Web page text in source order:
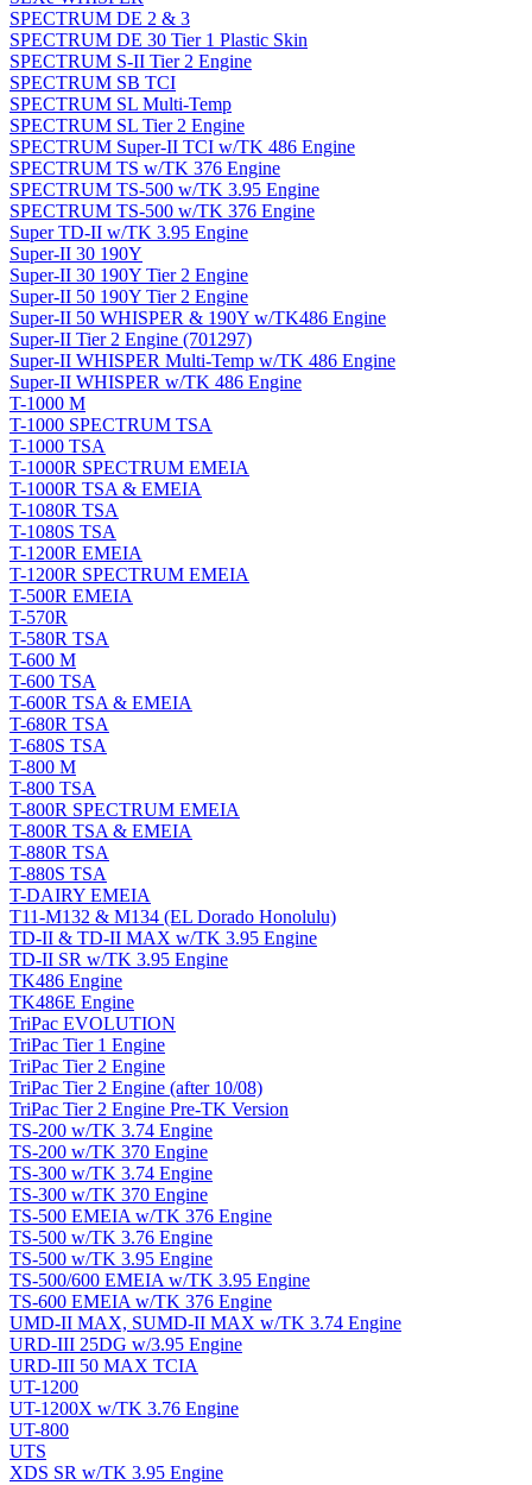
SPECTRUM DE 2 & 3
SPECTRUM DE 30 Tier 1 Plastic Skin
SPECTRUM S-II Tier 2 Engine
SPECTRUM SB TCI
SPECTRUM SL Multi-Temp
SPECTRUM SL Tier 2 Engine
SPECTRUM Super-II TCI w/TK 486 Engine
SPECTRUM TS w/TK 376 Engine
SPECTRUM TS-500 w/TK 3.95 Engine
SPECTRUM TS-500 w/TK 376 Engine
Super TD-II w/TK 3.95 Engine
Super-II 30 190Y
Super-II 30 190Y Tier 2 Engine
Super-II 50 190Y Tier 2 Engine
Super-II 50 WHISPER & 190Y w/TK486 Engine
Super-II Tier 2 Engine (701297)
Super-II WHISPER Multi-Temp w/TK 486 Engine
Super-II WHISPER w/TK 486 Engine
T-1000 M
T-1000 SPECTRUM TSA
T-1000 TSA
T-1000R SPECTRUM EMEIA
T-1000R TSA & EMEIA
T-1080R TSA
T-1080S TSA
T-1200R EMEIA
T-1200R SPECTRUM EMEIA
T-500R EMEIA
T-570R
T-580R TSA
T-600 M
T-600 TSA
T-600R TSA & EMEIA
T-680R TSA
T-680S TSA
T-800 M
T-800 TSA
T-800R SPECTRUM EMEIA
T-800R TSA & EMEIA
T-880R TSA
T-880S TSA
T-DAIRY EMEIA
T11-M132 & M134 (EL Dorado Honolulu)
TD-II & TD-II MAX w/TK 3.95 Engine
TD-II SR w/TK 3.95 Engine
TK486 Engine
TK486E Engine
TriPac EVOLUTION
TriPac Tier 1 Engine
TriPac Tier 2 Engine
TriPac Tier 2 Engine (after 10/08)
TriPac Tier 2 Engine Pre-TK Version
TS-200 w/TK 3.74 Engine
TS-200 w/TK 370 Engine
TS-300 w/TK 3.74 Engine
TS-300 w/TK 370 Engine
TS-500 EMEIA w/TK 376 Engine
TS-500 w/TK 3.76 Engine
TS-500 w/TK 3.95 Engine
TS-500/600 EMEIA w/TK 3.95 Engine
TS-600 EMEIA w/TK 376 Engine
UMD-II MAX, SUMD-II MAX w/TK 3.74 Engine
URD-III 25DG w/3.95 Engine
URD-III 50 MAX TCIA
UT-1200
UT-1200X w/TK 3.76 Engine
UT-800
UTS
XDS SR w/TK 3.95 Engine